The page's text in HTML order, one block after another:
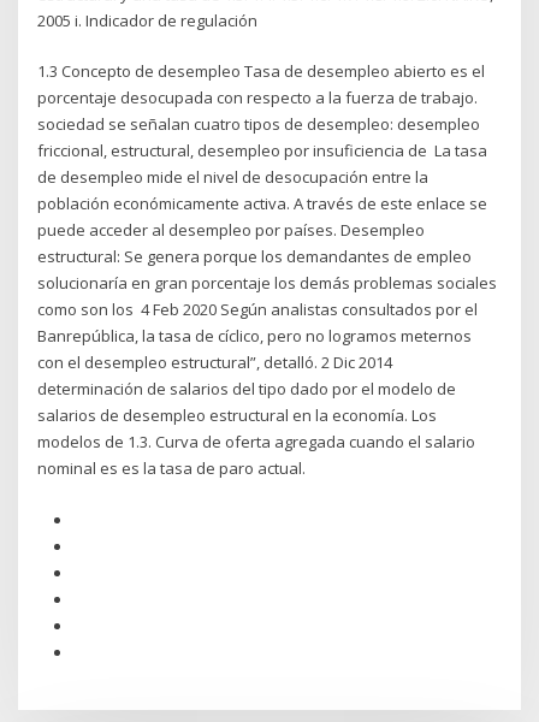
2005 i. Indicador de regulación
1.3 Concepto de desempleo Tasa de desempleo abierto es el
porcentaje desocupada con respecto a la fuerza de trabajo.
sociedad se señalan cuatro tipos de desempleo: desempleo
friccional, estructural, desempleo por insuficiencia de La tasa
de desempleo mide el nivel de desocupación entre la
población económicamente activa. A través de este enlace se
puede acceder al desempleo por países. Desempleo
estructural: Se genera porque los demandantes de empleo
solucionaría en gran porcentaje los demás problemas sociales
como son los 4 Feb 2020 Según analistas consultados por el
Banrepública, la tasa de cíclico, pero no logramos meternos
con el desempleo estructural”, detalló. 2 Dic 2014
determinación de salarios del tipo dado por el modelo de
salarios de desempleo estructural en la economía. Los
modelos de 1.3. Curva de oferta agregada cuando el salario
nominal es es la tasa de paro actual.